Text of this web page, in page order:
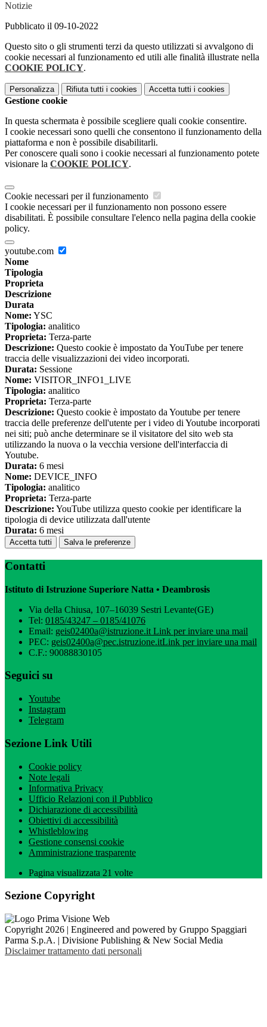
Notizie
Pubblicato il 09-10-2022
Questo sito o gli strumenti terzi da questo utilizzati si avvalgono di
cookie necessari al funzionamento ed utili alle finalità illustrate nella
COOKIE POLICY.
Personalizza Rifiuta tutti i cookies Accetta tutti i cookies
Gestione cookie
In questa schermata è possibile scegliere quali cookie consentire.
I cookie necessari sono quelli che consentono il funzionamento della
piattaforma e non è possibile disabilitarli.
Per conoscere quali sono i cookie necessari al funzionamento potete
visionare la COOKIE POLICY.
Cookie necessari per il funzionamento
I cookie necessari per il funzionamento non possono essere
disabilitati. È possibile consultare l'elenco nella pagina della cookie
policy.
youtube.com
Nome
Tipologia
Proprieta
Descrizione
Durata
Nome: YSC
Tipologia: analitico
Proprieta: Terza-parte
Descrizione: Questo cookie è impostato da YouTube per tenere
traccia delle visualizzazioni dei video incorporati.
Durata: Sessione
Nome: VISITOR_INFO1_LIVE
Tipologia: analitico
Proprieta: Terza-parte
Descrizione: Questo cookie è impostato da Youtube per tenere
traccia delle preferenze dell'utente per i video di Youtube incorporati
nei siti; può anche determinare se il visitatore del sito web sta
utilizzando la nuova o la vecchia versione dell'interfaccia di
Youtube.
Durata: 6 mesi
Nome: DEVICE_INFO
Tipologia: analitico
Proprieta: Terza-parte
Descrizione: YouTube utilizza questo cookie per identificare la
tipologia di device utilizzata dall'utente
Durata: 6 mesi
Accetta tutti Salva le preferenze
Contatti
Istituto di Istruzione Superiore Natta • Deambrosis
Via della Chiusa, 107–16039 Sestri Levante(GE)
Tel: 0185/43247 – 0185/41076
Email: geis02400a@istruzione.it Link per inviare una mail
PEC: geis02400a@pec.istruzione.itLink per inviare una mail
C.F.: 90088830105
Seguici su
Youtube
Instagram
Telegram
Sezione Link Utili
Cookie policy
Note legali
Informativa Privacy
Ufficio Relazioni con il Pubblico
Dichiarazione di accessibilità
Obiettivi di accessibilità
Whistleblowing
Gestione consensi cookie
Amministrazione trasparente
Pagina visualizzata 21 volte
Sezione Copyright
Copyright 2026 | Engineered and powered by Gruppo Spaggiari
Parma S.p.A. | Divisione Publishing & New Social Media
Disclaimer trattamento dati personali